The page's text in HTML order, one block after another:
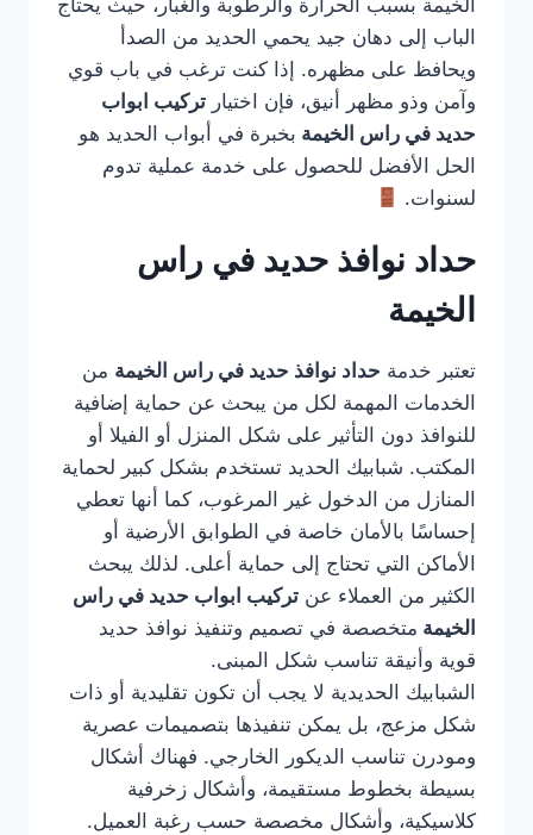
الخيمة بسبب الحرارة والرطوبة والغبار، حيث يحتاج
الباب إلى دهان جيد يحمي الحديد من الصدأ
ويحافظ على مظهره. إذا كنت ترغب في باب قوي
وآمن وذو مظهر أنيق، فإن اختيار تركيب ابواب
حديد في راس الخيمة بخبرة في أبواب الحديد هو
الحل الأفضل للحصول على خدمة عملية تدوم
لسنوات.
حداد نوافذ حديد في راس
الخيمة
تعتبر خدمة حداد نوافذ حديد في راس الخيمة من
الخدمات المهمة لكل من يبحث عن حماية إضافية
للنوافذ دون التأثير على شكل المنزل أو الفيلا أو
المكتب. شبابيك الحديد تستخدم بشكل كبير لحماية
المنازل من الدخول غير المرغوب، كما أنها تعطي
إحساسًا بالأمان خاصة في الطوابق الأرضية أو
الأماكن التي تحتاج إلى حماية أعلى. لذلك يبحث
الكثير من العملاء عن تركيب ابواب حديد في راس
الخيمة متخصصة في تصميم وتنفيذ نوافذ حديد
قوية وأنيقة تناسب شكل المبنى.
الشبابيك الحديدية لا يجب أن تكون تقليدية أو ذات
شكل مزعج، بل يمكن تنفيذها بتصميمات عصرية
ومودرن تناسب الديكور الخارجي. فهناك أشكال
بسيطة بخطوط مستقيمة، وأشكال زخرفية
كلاسيكية، وأشكال مخصصة حسب رغبة العميل.